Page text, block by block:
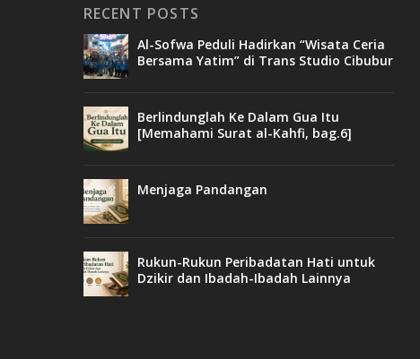
RECENT POSTS
Al-Sofwa Peduli Hadirkan “Wisata Ceria
Bersama Yatim” di Trans Studio Cibubur
Berlindunglah Ke Dalam Gua Itu
[Memahami Surat al-Kahfi, bag.6]
Menjaga Pandangan
Rukun-Rukun Peribadatan Hati untuk
Dzikir dan Ibadah-Ibadah Lainnya